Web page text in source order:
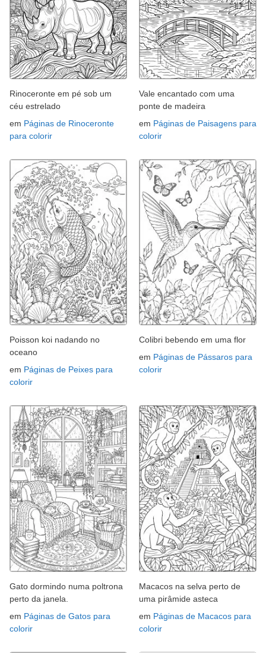
Rinoceronte em pé sob um
céu estrelado
em Páginas de Rinoceronte
para colorir
Vale encantado com uma
ponte de madeira
em Páginas de Paisagens para
colorir
Poisson koi nadando no
oceano
em Páginas de Peixes para
colorir
Colibri bebendo em uma flor
em Páginas de Pássaros para
colorir
Gato dormindo numa poltrona
perto da janela.
em Páginas de Gatos para
colorir
Macacos na selva perto de
uma pirâmide asteca
em Páginas de Macacos para
colorir